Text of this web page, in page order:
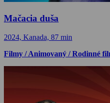
Mačacia duša
2024, Kanada, 87 min
Filmy / Animovaný / Rodinné